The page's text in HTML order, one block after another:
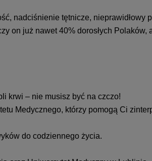
nadciśnienie tętnicze,
on już nawet 40% dorosłych
krwi – nie musisz być na czczo!
Medycznego, którzy pomogą Ci
do codziennego życia.